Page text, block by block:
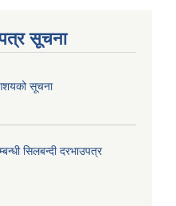
सूचना
सूचना
सिलबन्दी दरभाउपत्र